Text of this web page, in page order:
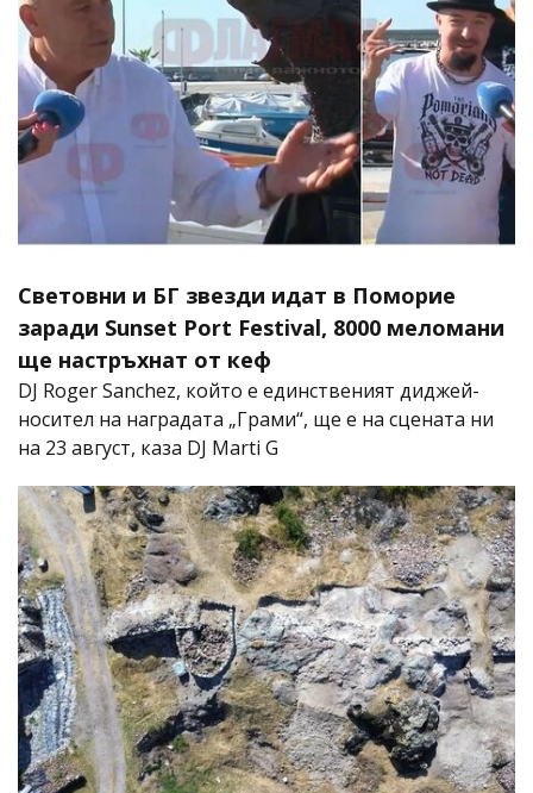
Световни и БГ звезди идат в Поморие
заради Sunset Port Festival, 8000 меломани
ще настръхнат от кеф
DJ Roger Sanchez, който е единственият диджей-
носител на наградата „Грами“, ще е на сцената ни
на 23 август, каза DJ Marti G